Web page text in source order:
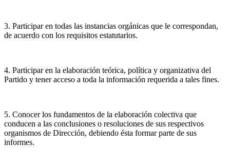
3. Participar en todas las instancias orgánicas que le correspondan,
de acuerdo con los requisitos estatutarios.
4. Participar en la elaboración teórica, política y organizativa del
Partido y tener acceso a toda la información requerida a tales fines.
5. Conocer los fundamentos de la elaboración colectiva que
conducen a las conclusiones o resoluciones de sus respectivos
organismos de Dirección, debiendo ésta formar parte de sus
informes.